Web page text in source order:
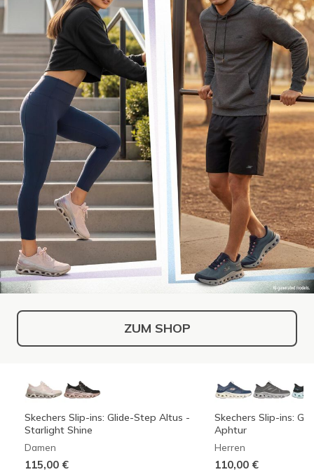
ZUM SHOP
Skechers Slip-ins: Glide-Step Altus -
Starlight Shine
Damen
115,00 €
Skechers Slip-ins:
Aphtur
Herren
110,00 €